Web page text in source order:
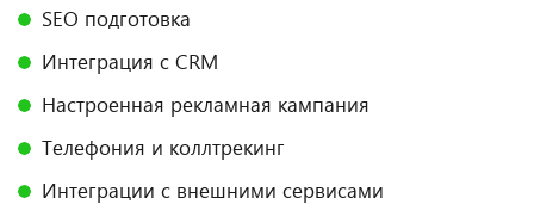
SEO подготовка
Интеграция с CRM
Настроенная рекламная кампания
Телефония и коллтрекинг
Интеграции с внешними сервисами